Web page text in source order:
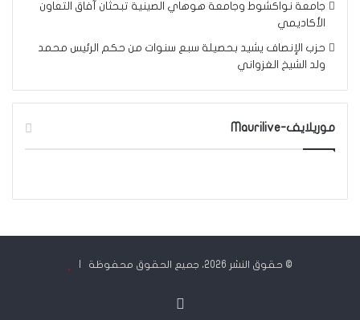
جامعة نواكشوط وجامعة هوهاي الصينية تبحثان آفاق التعاون
الأكاديمي
حزب الإنصاف يشيد بحصيلة سبع سنوات من حكم الرئيس محمد
ولد الشيخ الغزواني
موريلايف-Maurilive
© حقوق النشر 2026، جميع الحقوق محفوظة |